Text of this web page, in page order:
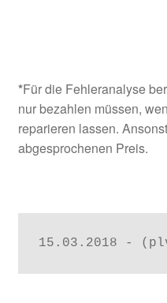
*Für die Fehleranalyse
nur bezahlen müssen,
reparieren lassen.
abgesprochenen Preis.
15.03.2018 -